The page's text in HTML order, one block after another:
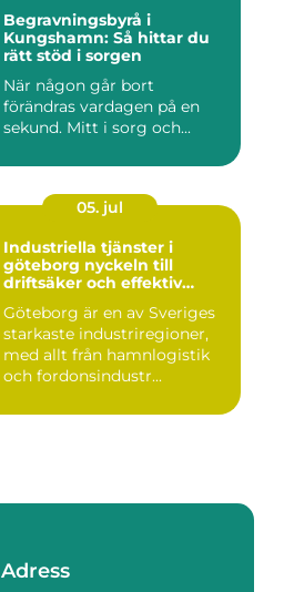
Begravningsbyrå i
Kungshamn: Så hittar du
rätt stöd i sorgen
När någon går bort
förändras vardagen på en
sekund. Mitt i sorg och...
05. jul
Industriella tjänster i
göteborg nyckeln till
driftsäker och effektiv
Göteborg är en av Sveriges
starkaste industriregioner,
med allt från hamnlogistik
och fordonsindustr...
Adress